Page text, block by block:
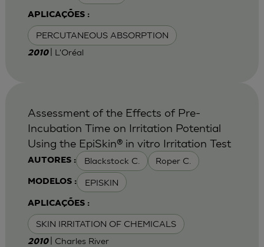
APLICAÇÕES :
PERCUTANEOUS ABSORPTION
2010 | L'Oréal
AUTORES : Blackstock C. Roper C.
MODELOS : EPISKIN
APLICAÇÕES :
SKIN IRRITATION OF CHEMICALS
Assessment of the Effects of Pre-
Incubation Time on Irritation Potential
Using the EpiSkin® in vitro Irritation Test
2010 | Charles River